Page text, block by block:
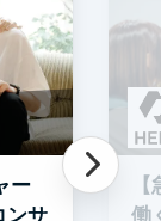
ー
ンサ
働